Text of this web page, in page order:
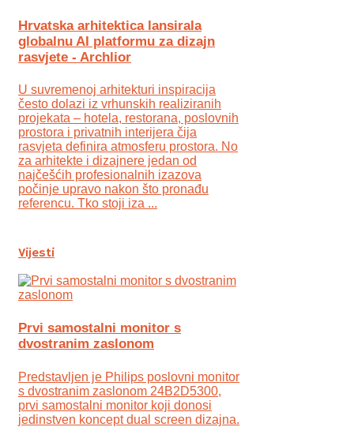
Hrvatska arhitektica lansirala
globalnu AI platformu za dizajn
rasvjete - Archlior
U suvremenoj arhitekturi inspiracija
često dolazi iz vrhunskih realiziranih
projekata – hotela, restorana, poslovnih
prostora i privatnih interijera čija
rasvjeta definira atmosferu prostora. No
za arhitekte i dizajnere jedan od
najčešćih profesionalnih izazova
počinje upravo nakon što pronađu
referencu. Tko stoji iza ...
Vijesti
Prvi samostalni monitor s
dvostranim zaslonom
Predstavljen je Philips poslovni monitor
s dvostranim zaslonom 24B2D5300,
prvi samostalni monitor koji donosi
jedinstven koncept dual screen dizajna.